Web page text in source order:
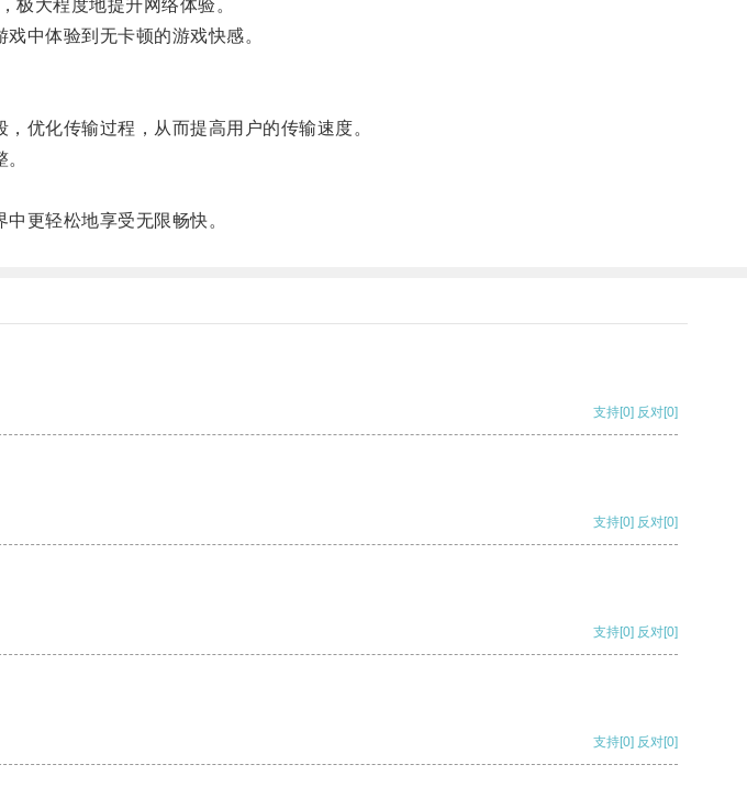
大程度地提升网络体验。
中体验到无卡顿的游戏快感。
优化传输过程，从而提高用户的传输速度。
更轻松地享受无限畅快。
支持[0] 反对[0]
支持[0] 反对[0]
支持[0] 反对[0]
支持[0] 反对[0]